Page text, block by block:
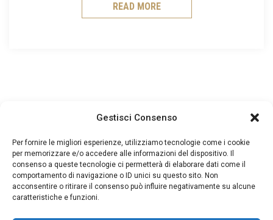
Gestisci Consenso
Per fornire le migliori esperienze, utilizziamo tecnologie come i cookie
per memorizzare e/o accedere alle informazioni del dispositivo. Il
consenso a queste tecnologie ci permetterà di elaborare dati come il
comportamento di navigazione o ID unici su questo sito. Non
acconsentire o ritirare il consenso può influire negativamente su alcune
caratteristiche e funzioni.
READ MORE